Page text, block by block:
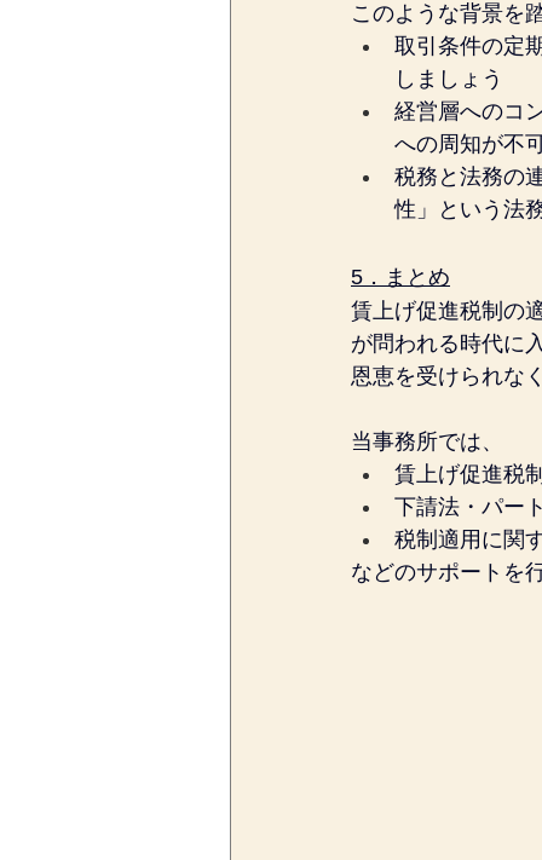
このような背景を
取引条件の定
しましょう
経営層へのコ
への周知が不
税務と法務の
性」という法
5．まとめ
賃上げ促進税制の
が問われる時代に
恩恵を受けられな
当事務所では、
賃上げ促進税
下請法・パー
税制適用に関
などのサポートを